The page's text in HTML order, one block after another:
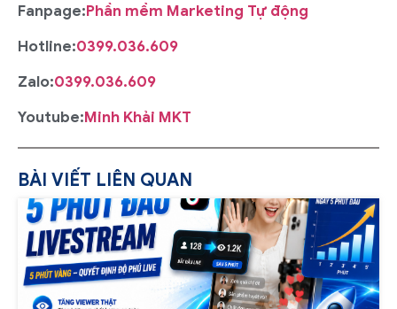
Fanpage:Phần mềm Marketing Tự động
Hotline:0399.036.609
Zalo:0399.036.609
Youtube:Minh Khải MKT
BÀI VIẾT LIÊN QUAN